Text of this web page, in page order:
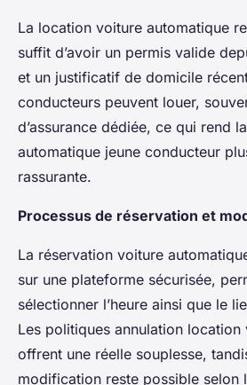
La location voiture automatique
suffit d’avoir un permis valide
et un justificatif de domicile
conducteurs peuvent louer,
d’assurance dédiée, ce qui rend
automatique jeune conducteur
rassurante.
Processus de réservation et
La réservation voiture
sur une plateforme sécurisée,
sélectionner l’heure ainsi que le
Les politiques annulation
offrent une réelle souplesse,
modification reste possible selon